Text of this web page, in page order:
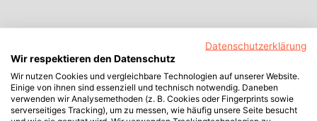
Datenschutzerklärung
Wir respektieren den Datenschutz
Wir nutzen Cookies und vergleichbare Technologien auf unserer Website.
Einige von ihnen sind essenziell und technisch notwendig. Daneben
verwenden wir Analysemethoden (z. B. Cookies oder Fingerprints sowie
serverseitiges Tracking), um zu messen, wie häufig unsere Seite besucht